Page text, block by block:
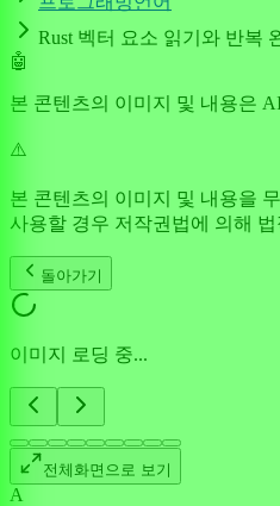
Rust 벡터 요소 읽기와 반복
🤖
본 콘텐츠의 이미지 및 내용은
⚠️
본 콘텐츠의 이미지 및 내용을
사용할 경우 저작권법에 의해
돌아가기
이미지 로딩 중...
전체화면으로 보기
A